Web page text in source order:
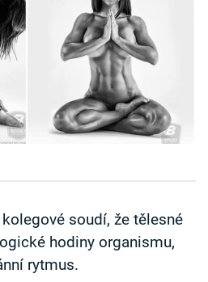
soudí, že tělesné
hodiny organismu,
rytmus.